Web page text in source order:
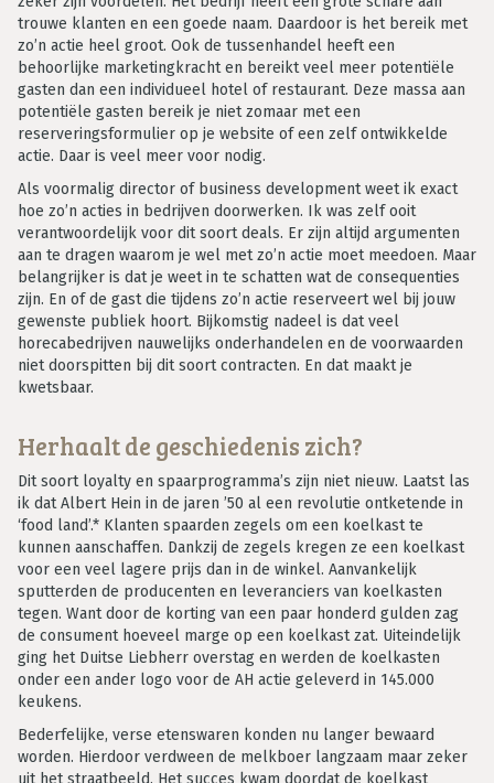
trouwe klanten en een goede naam. Daardoor is het bereik met
zo’n actie heel groot. Ook de tussenhandel heeft een
behoorlijke marketingkracht en bereikt veel meer potentiële
gasten dan een individueel hotel of restaurant. Deze massa aan
potentiële gasten bereik je niet zomaar met een
reserveringsformulier op je website of een zelf ontwikkelde
actie. Daar is veel meer voor nodig.
Als voormalig director of business development weet ik exact
hoe zo’n acties in bedrijven doorwerken. Ik was zelf ooit
verantwoordelijk voor dit soort deals. Er zijn altijd argumenten
aan te dragen waarom je wel met zo’n actie moet meedoen. Maar
belangrijker is dat je weet in te schatten wat de consequenties
zijn. En of de gast die tijdens zo’n actie reserveert wel bij jouw
gewenste publiek hoort. Bijkomstig nadeel is dat veel
horecabedrijven nauwelijks onderhandelen en de voorwaarden
niet doorspitten bij dit soort contracten. En dat maakt je
kwetsbaar.
Herhaalt de geschiedenis zich?
Dit soort loyalty en spaarprogramma’s zijn niet nieuw. Laatst las
ik dat Albert Hein in de jaren ’50 al een revolutie ontketende in
‘food land’.* Klanten spaarden zegels om een koelkast te
kunnen aanschaffen. Dankzij de zegels kregen ze een koelkast
voor een veel lagere prijs dan in de winkel. Aanvankelijk
sputterden de producenten en leveranciers van koelkasten
tegen. Want door de korting van een paar honderd gulden zag
de consument hoeveel marge op een koelkast zat. Uiteindelijk
ging het Duitse Liebherr overstag en werden de koelkasten
onder een ander logo voor de AH actie geleverd in 145.000
keukens.
Bederfelijke, verse etenswaren konden nu langer bewaard
worden. Hierdoor verdween de melkboer langzaam maar zeker